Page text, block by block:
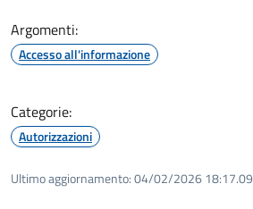
Argomenti:
Accesso all'informazione
Categorie:
Autorizzazioni
Ultimo aggiornamento:04/02/2026 18:17.09